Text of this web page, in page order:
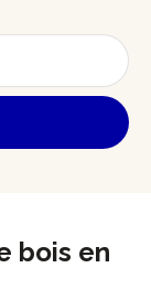
bois en